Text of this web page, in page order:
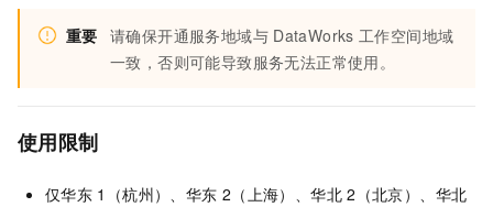
重要 请确保开通服务地域与 DataWorks 工作空间地域
一致，否则可能导致服务无法正常使用。
使用限制
仅华东 1（杭州）、华东 2（上海）、华北 2（北京）、华北